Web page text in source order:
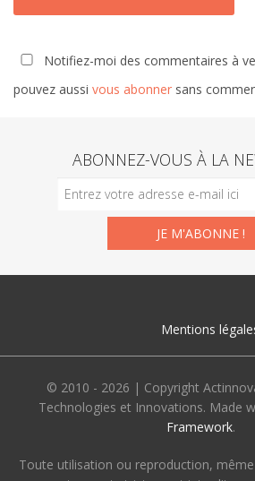
Notifiez-moi des commentaires à
pouvez aussi vous abonner sans
ABONNEZ-VOUS À LA
Mentions
© 2010 - 2026 | Copyright
Technologies et Innovations. Made
Framework.
Toute utilisation ou reproduction,